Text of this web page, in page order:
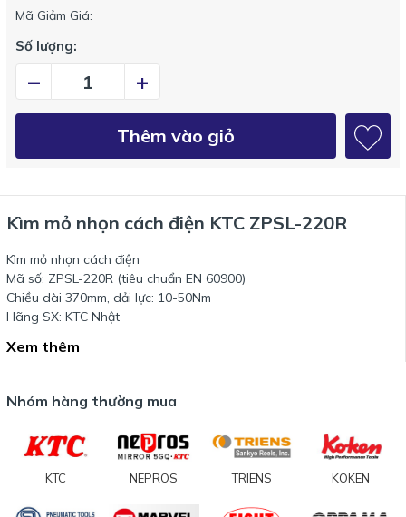
Mã Giảm Giá:
Số lượng:
– +
Thêm vào giỏ
Kìm mỏ nhọn cách điện KTC ZPSL-220R
Kìm mỏ nhọn cách điện
Mã số: ZPSL-220R (tiêu chuẩn EN 60900)
Chiều dài 370mm, dải lực: 10-50Nm
Hãng SX: KTC Nhật
Xem thêm
Nhóm hàng thường mua
KTC NEPROS TRIENS KOKEN